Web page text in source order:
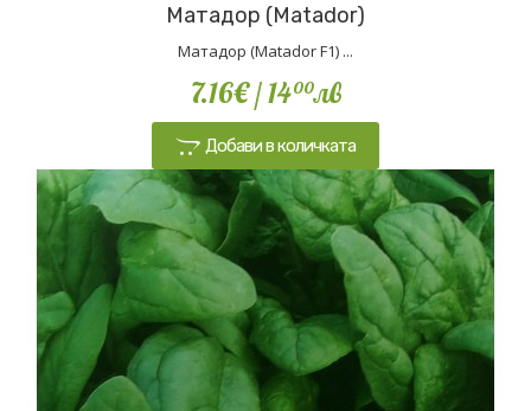
Матадор (Matador)
Матадор (Matador F1) ...
7.16€/ 1400лв
Добави в количката